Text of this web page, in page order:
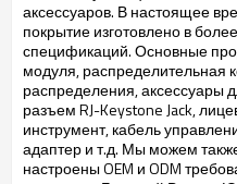
аксессуаров. В настоящее
покрытие изготовлено в
спецификаций. Основные
модуля, распределительная
распределения, аксессуары
разъем RJ-Keystone Jack,
инструмент, кабель
адаптер и т.д. Мы можем
настроены OEM и ODM